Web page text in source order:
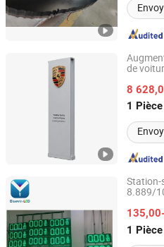
de
8
1 Pièce
Guangzhou Aisi Technology
Station-
8.889/
1 Pièce
Shenzhen Bluewin-Led
Guangdong, China